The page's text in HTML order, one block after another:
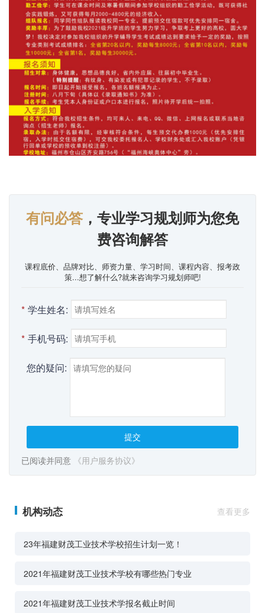
有问必答，专业学习规划师为您免
费咨询解答
课程底价、品牌对比、师资力量、学习时间、课程内容、报考政
策...想了解什么?就来咨询学习规划师吧!
* 学生姓名:
* 手机号码:
您的疑问:
提交
已阅读并同意 《用户服务协议》
机构动态 查看更多
23年福建财茂工业技术学校招生计划一览！
2021年福建财茂工业技术学校有哪些热门专业
2021年福建财茂工业技术学报名截止时间